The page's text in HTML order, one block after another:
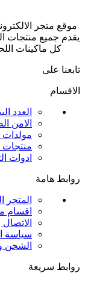
موقع متجر
يقدم جميع منتجات
كل ماكينات
تابعنا على
الاقسام
العدد
الامن
مولدات
منتجات
ادوات
روابط هامة
المتجر
اقسام
سياسة
الشحن
روابط سريعة